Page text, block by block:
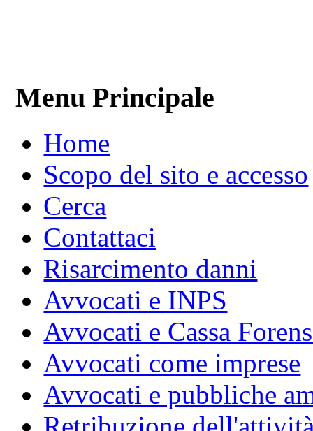
Menu Principale
Home
Scopo del sito e accesso
Cerca
Contattaci
Risarcimento danni
Avvocati e INPS
Avvocati e Cassa
Avvocati come imprese
Avvocati e pubbliche